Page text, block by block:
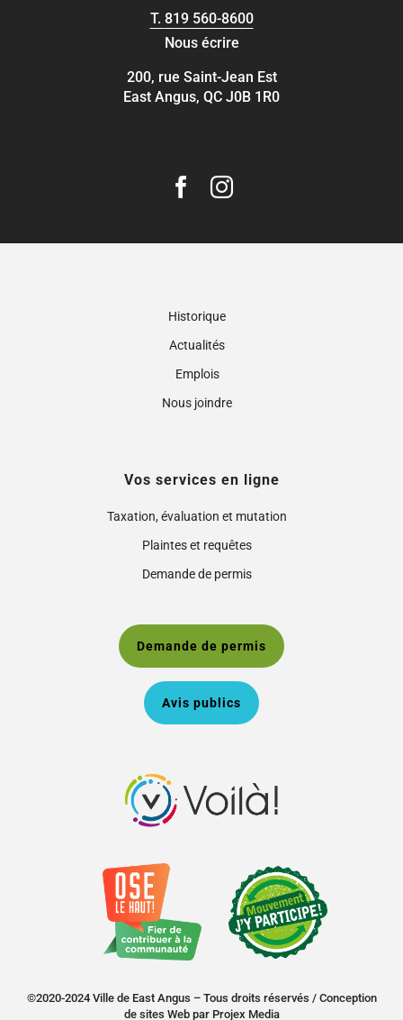
T. 819 560-8600
Nous écrire
200, rue Saint-Jean Est
East Angus, QC J0B 1R0
Historique
Actualités
Emplois
Nous joindre
Vos services en ligne
Taxation, évaluation et mutation
Plaintes et requêtes
Demande de permis
Demande de permis
Avis publics
©2020-2024 Ville de East Angus – Tous droits réservés / Conception
de sites Webpar Projex Media